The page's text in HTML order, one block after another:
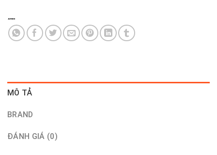
MÔ TẢ
BRAND
ĐÁNH GIÁ (0)